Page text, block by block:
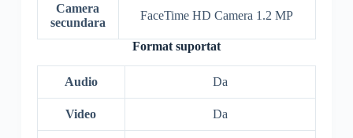
Camera
secundara
FaceTime HD Camera 1.2 MP
Format suportat
Audio Da
Video Da